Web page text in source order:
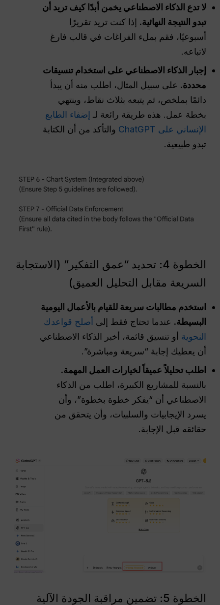
لا تدع الذكاء الاصطناعي يخمن أبدًا كيف تريد أن
تبدو النتيجة النهائية. إذا كنت تريد تقريرًا
أسبوعيًا، فقم بملء الفراغات في قالب فارغ
لاتباعه.
إجبار الذكاء الاصطناعي على استخدام تنسيقات
محددة. على سبيل المثال، اطلب منه أن يبدأ
دائمًا بملخص، ثم يتبعه بثلاث نقاط، وينتهي
بخطة عمل. هذه طريقة رائعة لـ إضفاء الطابع
الإنساني على ChatGPT
والتأكد من أن الكتابة
تبدو طبيعية.
الخطوة 4: تحديد “عمق التفكير” (الاستجابة
السريعة مقابل التحليل العميق)
استخدم مطالبات سريعة للقيام بالأعمال اليومية
البسيطة. عندما تحتاج فقط إلى أصلح قواعدك
النحوية أو تنسيق قائمة، أخبر الذكاء الاصطناعي
أن يعطيك إجابة “سريعة ومباشرة”.
اطلب تحليلاً عميقاً لخيارات العمل المهمة.
بالنسبة للمشاريع الكبيرة، اطلب من الذكاء
الاصطناعي أن “يفكر خطوة بخطوة”، وأن
يسرد الإيجابيات والسلبيات، وأن يتحقق من
حقائقه قبل الإجابة.
الخطوة 5: تضمين مراقبة الجودة الآلية